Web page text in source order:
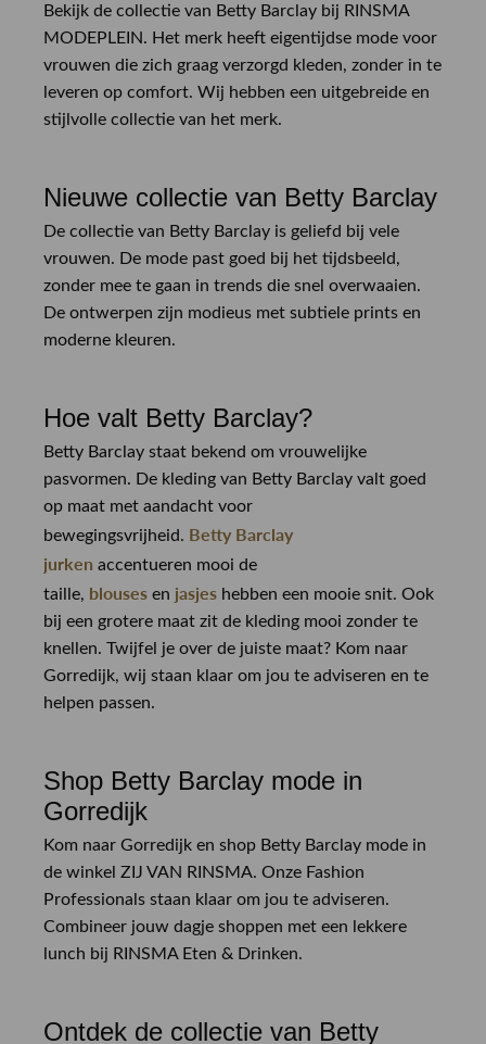
Bekijk de collectie van Betty Barclay bij RINSMA
MODEPLEIN. Het merk heeft eigentijdse mode voor
vrouwen die zich graag verzorgd kleden, zonder in te
leveren op comfort. Wij hebben een uitgebreide en
stijlvolle collectie van het merk.
Nieuwe collectie van Betty Barclay
De collectie van Betty Barclay is geliefd bij vele
vrouwen. De mode past goed bij het tijdsbeeld,
zonder mee te gaan in trends die snel overwaaien.
De ontwerpen zijn modieus met subtiele prints en
moderne kleuren.
Hoe valt Betty Barclay?
Betty Barclay staat bekend om vrouwelijke
pasvormen. De kleding van Betty Barclay valt goed
op maat met aandacht voor
bewegingsvrijheid. Betty Barclay
jurken accentueren mooi de
taille, blouses en jasjes hebben een mooie snit. Ook
bij een grotere maat zit de kleding mooi zonder te
knellen. Twijfel je over de juiste maat? Kom naar
Gorredijk, wij staan klaar om jou te adviseren en te
helpen passen.
Shop Betty Barclay mode in
Gorredijk
Kom naar Gorredijk en shop Betty Barclay mode in
de winkel ZIJ VAN RINSMA. Onze Fashion
Professionals staan klaar om jou te adviseren.
Combineer jouw dagje shoppen met een lekkere
lunch bij RINSMA Eten & Drinken.
Ontdek de collectie van Betty